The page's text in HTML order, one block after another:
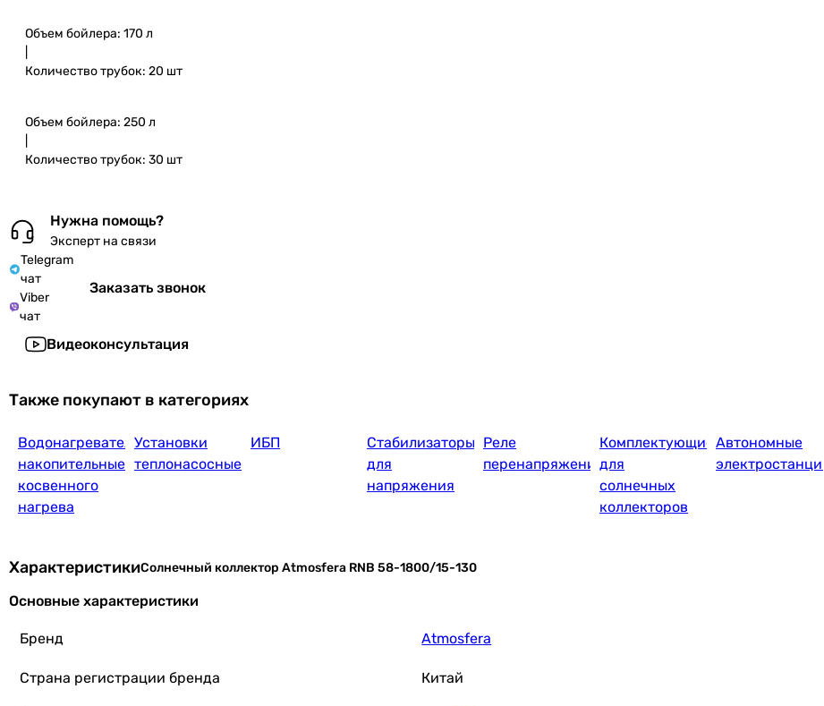
Объем бойлера: 170 л
Количество трубок: 20 шт
Объем бойлера: 250 л
Количество трубок: 30 шт
Нужна помощь?
Эксперт на связи
Telegram
чат
Viber
чат
Заказать звонок
Видеоконсультация
Также покупают в категориях
Водонагреватели
накопительные
косвенного
нагрева
Установки
теплонасосные
ИБП
Стабилизаторы
для
напряжения
Реле
перенапряжения
Комплектующие
для
солнечных
коллекторов
Автономные
электростанции
ХарактеристикиСолнечный коллектор Atmosfera RNB 58-1800/15-130
Основные характеристики
Бренд Atmosfera
Страна регистрации бренда Китай